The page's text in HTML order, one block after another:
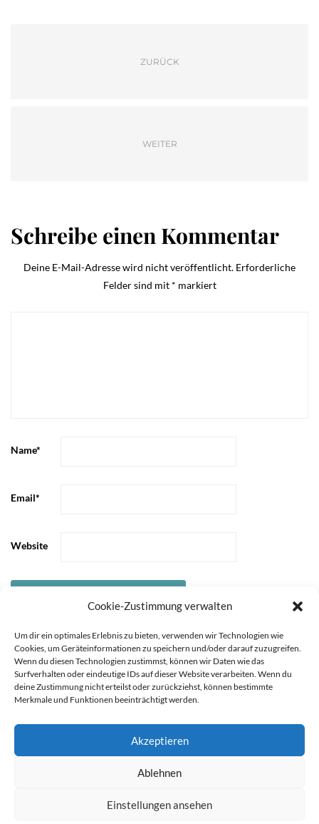
Cookie-Zustimmung verwalten
Um dir ein optimales Erlebnis zu bieten, verwenden wir Technologien wie
Cookies, um Geräteinformationen zu speichern und/oder darauf zuzugreifen.
Wenn du diesen Technologien zustimmst, können wir Daten wie das
Surfverhalten oder eindeutige IDs auf dieser Website verarbeiten. Wenn du
deine Zustimmung nicht erteilst oder zurückziehst, können bestimmte
Merkmale und Funktionen beeinträchtigt werden.
Akzeptieren
Ablehnen
Einstellungen ansehen
ZURÜCK
WEITER
Schreibe einen Kommentar
Deine E-Mail-Adresse wird nicht veröffentlicht. Erforderliche
Felder sind mit * markiert
Name*
Email*
Website
STARTSEITE
ÜBER
KOOPERATIONEN
Sie können die Erfassung Ihrer Daten durch Google Analytics
verhindern, indem Sie auf folgenden Link klicken. Es wird ein
Opt-Out-Cookie gesetzt, der die Erfassung Ihrer Daten bei